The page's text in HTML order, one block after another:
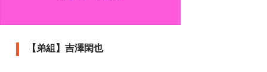
【弟組】吉澤閑也